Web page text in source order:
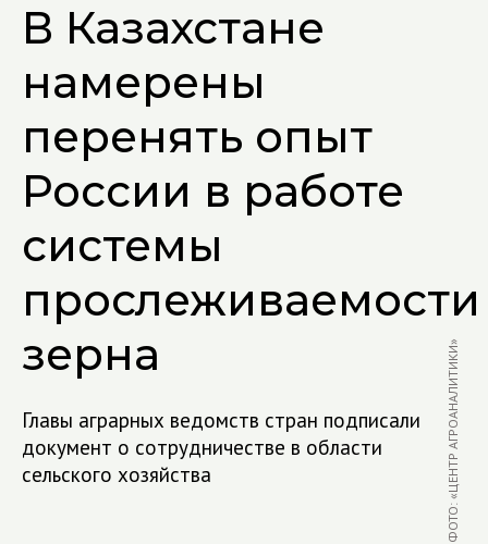
В Казахстане
намерены
перенять опыт
России в работе
системы
прослеживаемости
зерна
Главы аграрных ведомств стран подписали
документ о сотрудничестве в области
сельского хозяйства
ФОТО: «ЦЕНТР АГРОАНАЛИТИКИ»